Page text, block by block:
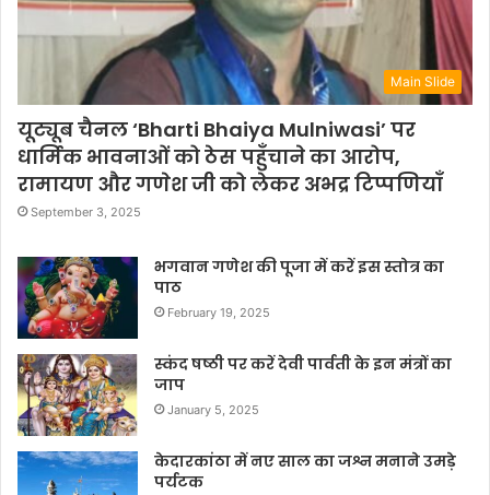
Main Slide
यूट्यूब चैनल ‘Bharti Bhaiya Mulniwasi’ पर
धार्मिक भावनाओं को ठेस पहुँचाने का आरोप,
रामायण और गणेश जी को लेकर अभद्र टिप्पणियाँ
September 3, 2025
भगवान गणेश की पूजा में करें इस स्तोत्र का
पाठ
February 19, 2025
स्कंद षष्ठी पर करें देवी पार्वती के इन मंत्रों का
जाप
January 5, 2025
केदारकांठा में नए साल का जश्न मनाने उमड़े
पर्यटक